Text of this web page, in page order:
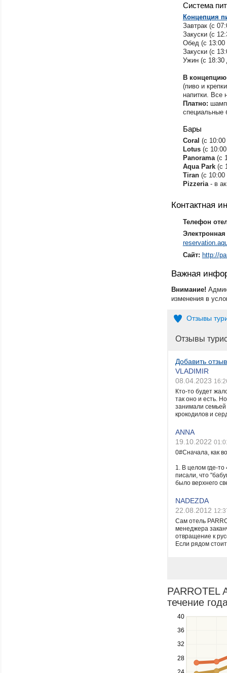
Система
Концепция
Завтрак (с
Закуски (с
Обед (с
Закуски (с
Ужин (с
В
(пиво и
напитки. Все
Платно:
специальные
Бары
​Coral (с
Lotus (с
Panorama (с
Aqua Рark (с
Tiran(с 10:00
Pizzeria- в
Контактная
Телефон
Электронная
Сайт: http://
Важная
Внимание!
изменения в
Отзывы
Отзывы
Добавить отзыв
VLADIMIR
08.04.2023
Кто-то будет
так оно и есть.
занимали
крокодилов и
ANNA
19.10.2022
0#Сначала, как
1. В целом где-то
писали, что
было верхнего
NADEZDA
22.08.2012
Сам отель
менеджера
отвращение к
Если рядом
PARROTEL
течение
28
32
36
40
Use
the
and
down